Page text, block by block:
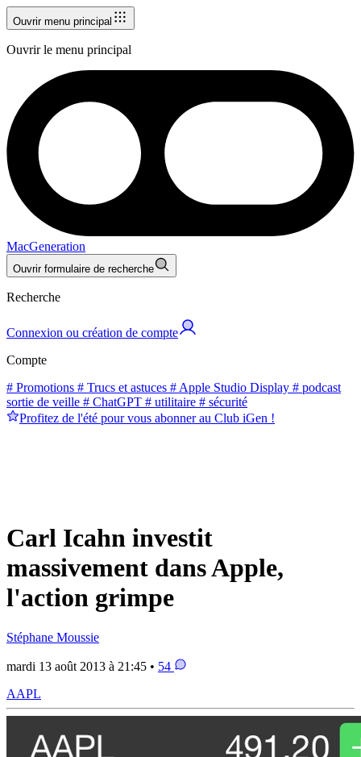
Ouvrir menu principal
Ouvrir le menu principal
MacGeneration
Ouvrir formulaire de recherche
Recherche
Connexion ou création de compte
Compte
# Promotions # Trucs et astuces # Apple Studio Display # podcast
sortie de veille # ChatGPT # utilitaire # sécurité
Profitez de l'été pour vous abonner au Club iGen !
Carl Icahn investit
massivement dans Apple,
l'action grimpe
Stéphane Moussie
mardi 13 août 2013 à 21:45 • 54
AAPL